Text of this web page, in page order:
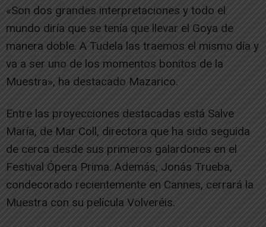
«Son dos grandes interpretaciones y todo el
mundo diría que se tenía que llevar el Goya de
manera doble. A Tudela las traemos el mismo día y
va a ser uno de los momentos bonitos de la
Muestra», ha destacado Mazarico.
Entre las proyecciones destacadas está Salve
María, de Mar Coll, directora que ha sido seguida
de cerca desde sus primeros galardones en el
Festival Ópera Prima. Además, Jonás Trueba,
condecorado recientemente en Cannes, cerrará la
Muestra con su película Volveréis.